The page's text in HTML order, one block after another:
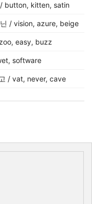
button, kitten, satin
/ vision, azure, beige
easy, buzz
software
/ vat, never, cave